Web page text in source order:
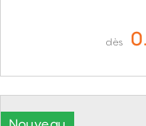
dès